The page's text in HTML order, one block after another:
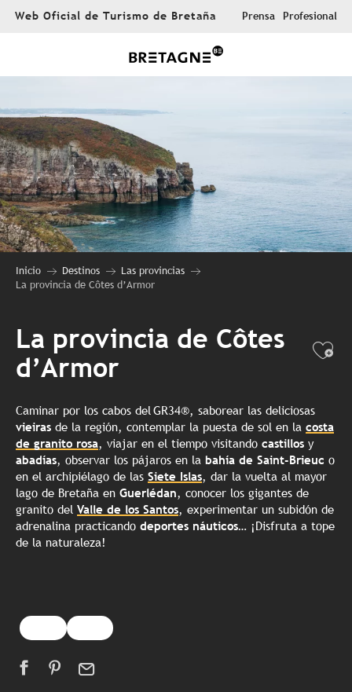
AllerWeb Oficial de Turismo de Bretaña Prensa Profesional
Inicio Destinos
Las provincias
La provincia de Côtes d’Armor
La provincia de Côtes
d’Armor
Caminar por los cabos del GR34®, saborear las deliciosas
vieiras de la región, contemplar la puesta de sol en la costa
de granito rosa, viajar en el tiempo visitando castillos y
abadías, observar los pájaros en la bahía de Saint-Brieuc o
en el archipiélago de las Siete Islas, dar la vuelta al mayor
lago de Bretaña en Guerlédan, conocer los gigantes de
granito del Valle de los Santos, experimentar un subidón de
adrenalina practicando deportes náuticos… ¡Disfruta a tope
de la naturaleza!